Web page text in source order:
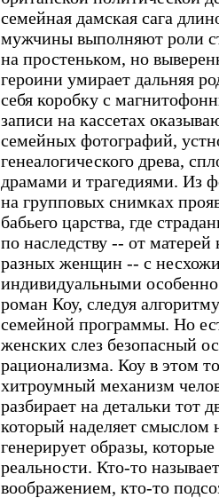
семейная дамская сага
мужчины выполняют роли
на простеньком, но
героини умирает дальняя
себя коробку с
записи на кассетах
семейных фотографий,
генеалогического древа,
драмами и трагедиями. Из
на групповых снимках
бабьего царства, где
по наследству -- от
разных женщин -- с
индивидуальными
роман Коу, следуя
семейной программы. Но
женских слез безопасный
рационализма. Коу в этом
хитроумный механизм
разбирает на детальки тот
который наделяет смыслом
генерирует образы,
реальности. Кто-то
воображением, кто-то